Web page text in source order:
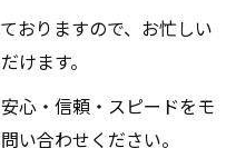
おりますので、お忙しい
けます。
心・信頼・スピードをモ
い合わせください。